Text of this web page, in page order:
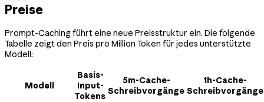
Preise
Prompt-Caching führt eine neue Preisstruktur ein. Die folgende
Tabelle zeigt den Preis pro Million Token für jedes unterstützte
Modell:
Modell
Basis-
Input-
Tokens
5m-Cache-
Schreibvorgänge
1h-Cache-
Schreibvorgänge